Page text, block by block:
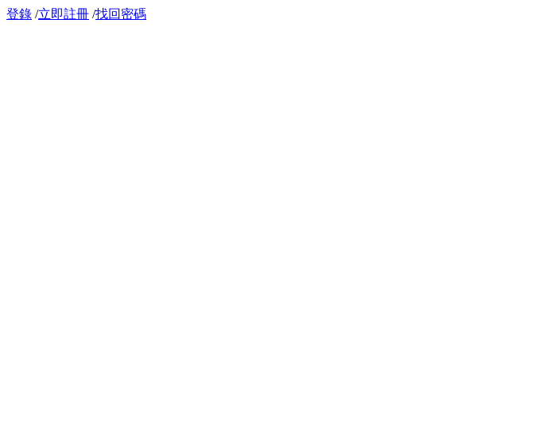
登錄 /立即註冊 /找回密碼